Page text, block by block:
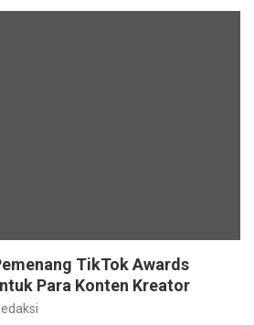
TikTok Awards
Para Konten Kreator